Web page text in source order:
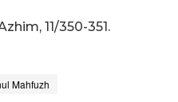
11/350-351.
Mahfuzh